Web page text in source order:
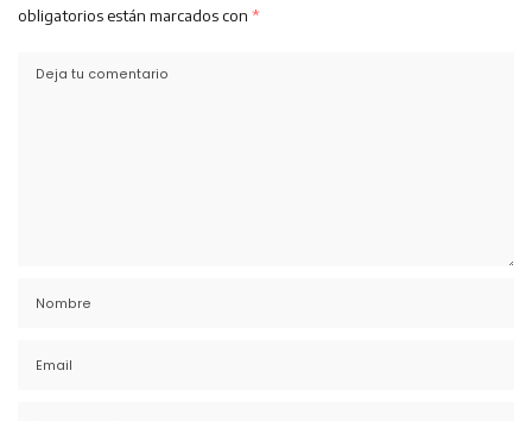
obligatorios están marcados con *